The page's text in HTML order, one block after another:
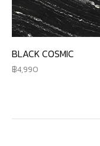
BLACK COSMIC
4,990